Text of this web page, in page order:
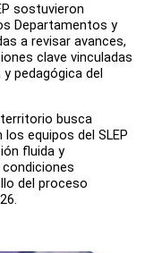
sostuvieron
Departamentos y
a revisar avances,
clave vinculadas
pedagógica del
busca
equipos del SLEP
fluida y
del proceso